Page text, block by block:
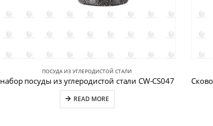
ПОСУДА ИЗ УГЛЕРОДИСТОЙ СТАЛИ
набор посуды из углеродистой стали CW-CS047
READ MORE